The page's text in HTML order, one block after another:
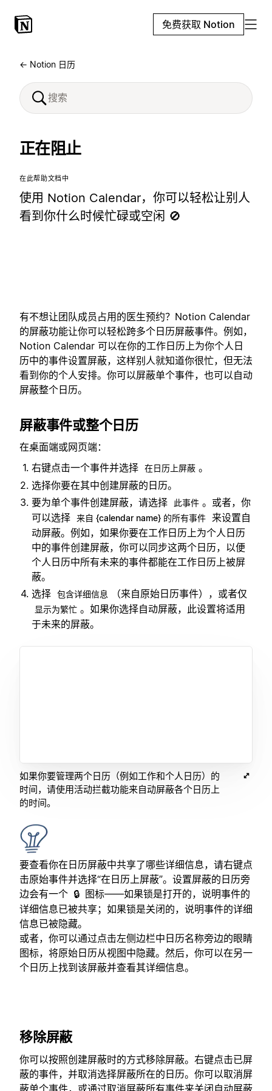
免费获取 Notion
← Notion 日历
正在阻止
在此帮助文档中
使用 Notion Calendar，你可以轻松让别人
看到你什么时候忙碌或空闲 🚫
有不想让团队成员占用的医生预约？Notion Calendar
的屏蔽功能让你可以轻松跨多个日历屏蔽事件。例如，
Notion Calendar 可以在你的工作日历上为你个人日
历中的事件设置屏蔽，这样别人就知道你很忙，但无法
看到你的个人安排。你可以屏蔽单个事件，也可以自动
屏蔽整个日历。
屏蔽事件或整个日历
在桌面端或网页端：
右键点击一个事件并选择 在日历上屏蔽 。
选择你要在其中创建屏蔽的日历。
要为单个事件创建屏蔽，请选择
此事件 。或者，你
可以选择 来自 {calendar name} 的所有事件
来设置自
动屏蔽。例如，如果你要在工作日历上为个人日历
中的事件创建屏蔽，你可以同步这两个日历，以便
个人日历中所有未来的事件都能在工作日历上被屏
蔽。
选择 包含详细信息 （来自原始日历事件），或者仅
显示为繁忙 。如果你选择自动屏蔽，此设置将适用
于未来的屏蔽。
如果你要管理两个日历（例如工作和个人日历）的
时间，请使用活动拦截功能来自动屏蔽各个日历上
的时间。
要查看你在日历屏蔽中共享了哪些详细信息，请右键点
击原始事件并选择“在日历上屏蔽”。设置屏蔽的日历旁
边会有一个 🔒 图标——如果锁是打开的，说明事件的
详细信息已被共享；如果锁是关闭的，说明事件的详细
信息已被隐藏。
或者，你可以通过点击左侧边栏中日历名称旁边的眼睛
图标，将原始日历从视图中隐藏。然后，你可以在另一
个日历上找到该屏蔽并查看其详细信息。
移除屏蔽
你可以按照创建屏蔽时的方式移除屏蔽。右键点击已屏
蔽的事件，并取消选择屏蔽所在的日历。你可以取消屏
蔽单个事件，或通过取消屏蔽所有事件来关闭自动屏蔽